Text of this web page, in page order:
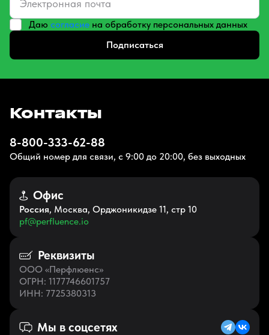
Даю согласие на обработку персональных данных
Подписаться
Контакты
8-800-333-62-88
Общий номер для связи, с 9:00 до 20:00, без выходных
Офис
Россия, Москва, Орджоникидзе 11, стр 10
pf@perfluence.io
Реквизиты
ООО «Перфлюенс»
ОГРН: 1177746601757
ИНН: 7725380313
Мы в соцсетях